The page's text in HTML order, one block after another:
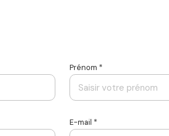
Prénom *
E-mail *